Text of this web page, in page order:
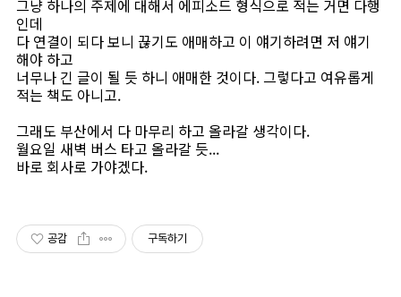
그냥 하나의 주제에 대해서 에피소드 형식으로 적는 거면 다행
인데
다 연결이 되다 보니 끊기도 애매하고 이 얘기하려면 저 얘기
해야 하고
너무나 긴 글이 될 듯 하니 애매한 것이다. 그렇다고 여유롭게
적는 책도 아니고.
그래도 부산에서 다 마무리 하고 올라갈 생각이다.
월요일 새벽 버스 타고 올라갈 듯...
바로 회사로 가야겠다.
공감 구독하기